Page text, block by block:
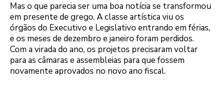
Mas o que parecia ser uma boa notícia se transformou
em presente de grego. A classe artística viu os
órgãos do Executivo e Legislativo entrando em férias,
e os meses de dezembro e janeiro foram perdidos.
Com a virada do ano, os projetos precisaram voltar
para as câmaras e assembleias para que fossem
novamente aprovados no novo ano fiscal.